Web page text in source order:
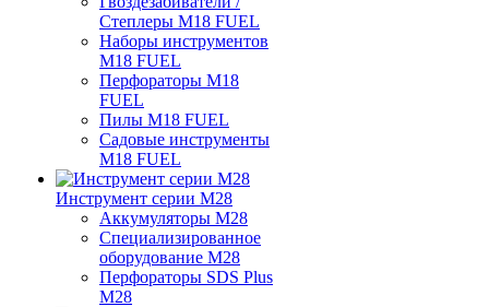
Степлеры M18 FUEL
Наборы инструментов
M18 FUEL
Перфораторы M18
FUEL
Пилы M18 FUEL
Садовые инструменты
M18 FUEL
Инструмент серии M28
Аккумуляторы M28
Специализированное
оборудование M28
Перфораторы SDS Plus
M28